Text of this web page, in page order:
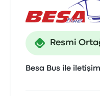
Resmi
Besa Bus ile